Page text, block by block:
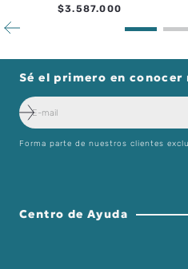
$3.587.000
Sé el primero en conocer
Forma parte de nuestros clientes
Centro de Ayuda